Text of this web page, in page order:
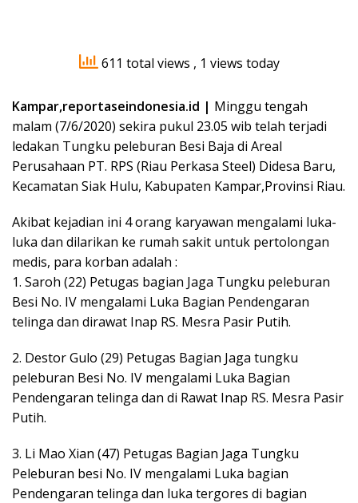
611 total views , 1 views today
Kampar,reportaseindonesia.id | Minggu tengah
malam (7/6/2020) sekira pukul 23.05 wib telah terjadi
ledakan Tungku peleburan Besi Baja di Areal
Perusahaan PT. RPS (Riau Perkasa Steel) Didesa Baru,
Kecamatan Siak Hulu, Kabupaten Kampar,Provinsi Riau.
Akibat kejadian ini 4 orang karyawan mengalami luka-
luka dan dilarikan ke rumah sakit untuk pertolongan
medis, para korban adalah :
1. Saroh (22) Petugas bagian Jaga Tungku peleburan
Besi No. IV mengalami Luka Bagian Pendengaran
telinga dan dirawat Inap RS. Mesra Pasir Putih.
2. Destor Gulo (29) Petugas Bagian Jaga tungku
peleburan Besi No. IV mengalami Luka Bagian
Pendengaran telinga dan di Rawat Inap RS. Mesra Pasir
Putih.
3. Li Mao Xian (47) Petugas Bagian Jaga Tungku
Peleburan besi No. IV mengalami Luka bagian
Pendengaran telinga dan luka tergores di bagian